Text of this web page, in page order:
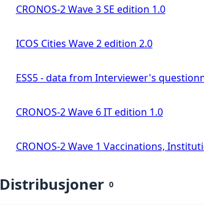
CRONOS-2 Wave 3 SE edition 1.0
ICOS Cities Wave 2 edition 2.0
ESS5 - data from Interviewer's
CRONOS-2 Wave 6 IT edition 1.0
CRONOS-2 Wave 1 Vaccinations,
Distribusjoner 0